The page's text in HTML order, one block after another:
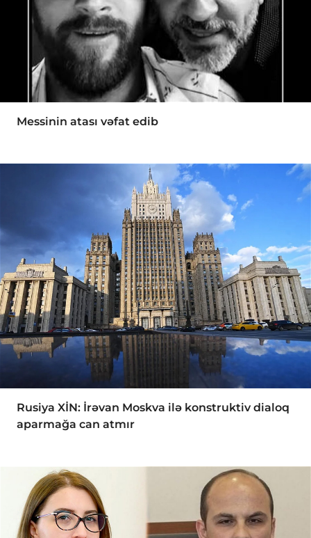
Messinin atası vəfat edib
Rusiya XİN: İrəvan Moskva ilə konstruktiv dialoq
aparmağa can atmır